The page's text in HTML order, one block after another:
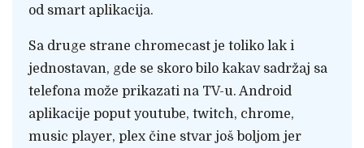
od smart aplikacija.
Sa druge strane chromecast je toliko lak i
jednostavan, gde se skoro bilo kakav sadržaj sa
telefona može prikazati na TV-u. Android
aplikacije poput youtube, twitch, chrome,
music player, plex čine stvar još boljom jer